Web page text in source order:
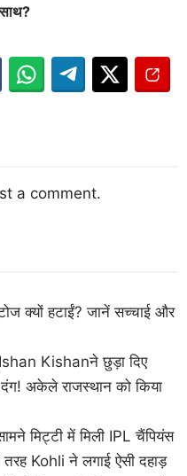
a comment.
क्यों हटाईं? जानें सच्चाई और
Ishan Kishanने छुड़ा दिए
अकेले राजस्थान को किया
मिट्टी में मिली IPL चैंपियंस
Kohli ने लगाई ऐसी दहाड़